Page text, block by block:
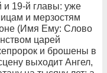
и 19-й главы: уже
и мерзостям
(Имя Ему: Слово
царей
и брошены в
выходит Ангел,